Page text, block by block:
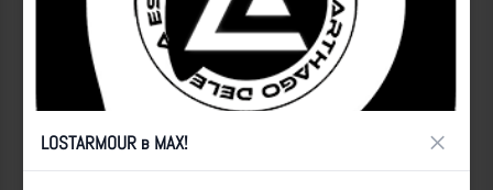
LOSTARMOUR в MAX! ×